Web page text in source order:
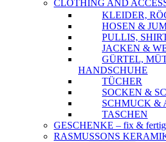
CLOTHING AND
KLEIDER,
HOSEN &
PULLIS,
JACKEN &
GÜRTEL,
HANDSCHUHE
TÜCHER
SOCKEN &
SCHMUCK &
TASCHEN
GESCHENKE – fix & fertig
RASMUSSONS